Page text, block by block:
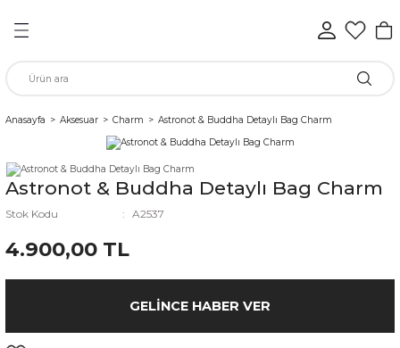
Anasayfa Aksesuar Charm Astronot & Buddha Detaylı Bag Charm
Astronot & Buddha Detaylı Bag Charm
Stok Kodu A2537
4.900,00 TL
GELINCE HABER VER